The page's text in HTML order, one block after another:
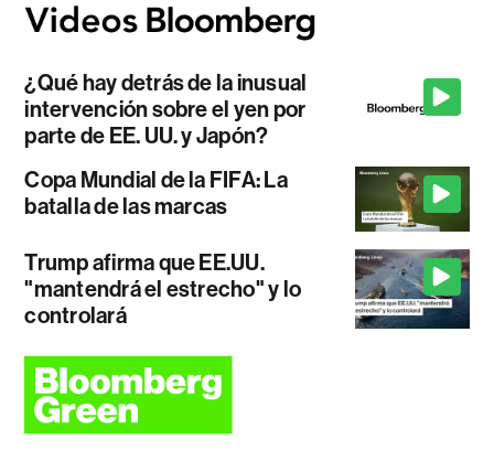
¿Qué hay detrás de la inusual
intervención sobre el yen por
parte de EE. UU. y Japón?
Copa Mundial de la FIFA: La
batalla de las marcas
Trump afirma que EE.UU.
"mantendrá el estrecho" y lo
controlará